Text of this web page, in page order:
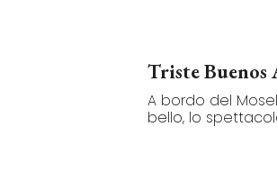
Triste Buenos
A bordo del
bello, lo